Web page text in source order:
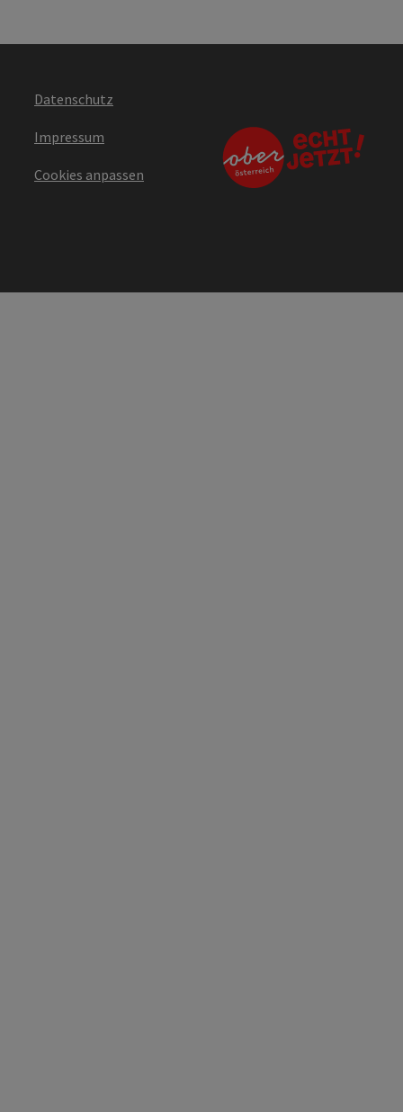
Datenschutz
Impressum
Cookies anpassen